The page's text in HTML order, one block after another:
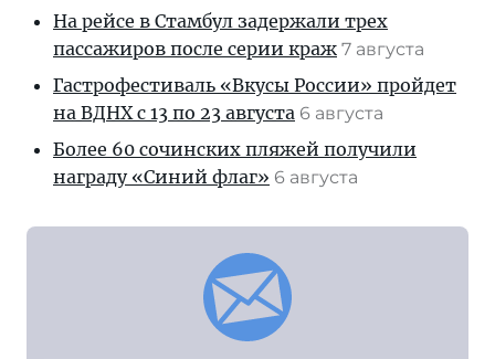
На рейсе в Стамбул задержали трех
пассажиров после серии краж 7 августа
Гастрофестиваль «Вкусы России» пройдет
на ВДНХ с 13 по 23 августа 6 августа
Более 60 сочинских пляжей получили
награду «Синий флаг» 6 августа